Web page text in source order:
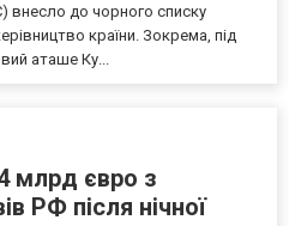
внесло до чорного списку
країни. Зокрема, під
аташе Ку...
млрд євро з
РФ після нічної